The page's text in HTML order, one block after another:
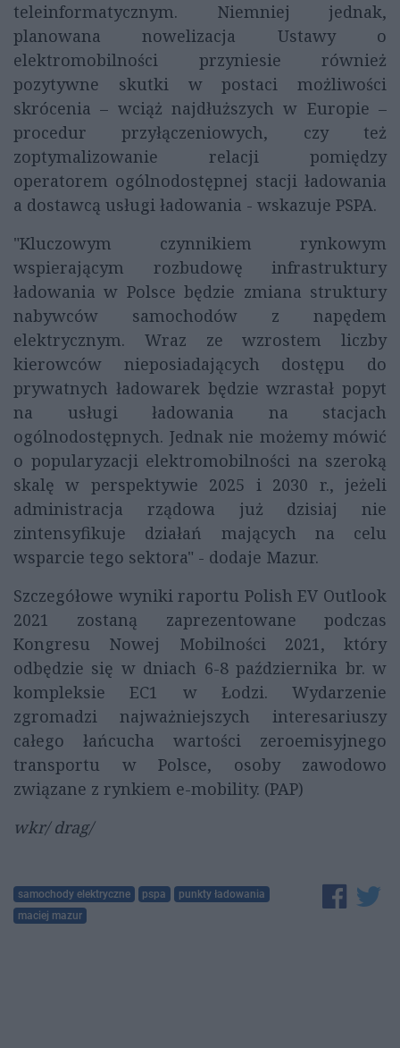
teleinformatycznym. Niemniej jednak,
planowana nowelizacja Ustawy o
elektromobilności przyniesie również
pozytywne skutki w postaci możliwości
skrócenia – wciąż najdłuższych w Europie –
procedur przyłączeniowych, czy też
zoptymalizowanie relacji pomiędzy
operatorem ogólnodostępnej stacji ładowania
a dostawcą usługi ładowania - wskazuje PSPA.
"Kluczowym czynnikiem rynkowym
wspierającym rozbudowę infrastruktury
ładowania w Polsce będzie zmiana struktury
nabywców samochodów z napędem
elektrycznym. Wraz ze wzrostem liczby
kierowców nieposiadających dostępu do
prywatnych ładowarek będzie wzrastał popyt
na usługi ładowania na stacjach
ogólnodostępnych. Jednak nie możemy mówić
o popularyzacji elektromobilności na szeroką
skalę w perspektywie 2025 i 2030 r., jeżeli
administracja rządowa już dzisiaj nie
zintensyfikuje działań mających na celu
wsparcie tego sektora" - dodaje Mazur.
Szczegółowe wyniki raportu Polish EV Outlook
2021 zostaną zaprezentowane podczas
Kongresu Nowej Mobilności 2021, który
odbędzie się w dniach 6-8 października br. w
kompleksie EC1 w Łodzi. Wydarzenie
zgromadzi najważniejszych interesariuszy
całego łańcucha wartości zeroemisyjnego
transportu w Polsce, osoby zawodowo
związane z rynkiem e-mobility. (PAP)
wkr/ drag/
samochody elektryczne pspa
punkty ładowania
maciej mazur